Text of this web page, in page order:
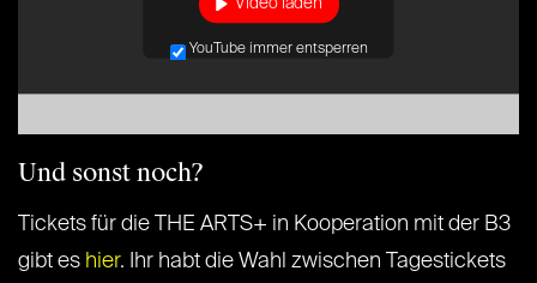
Video laden
YouTube immer entsperren
Und sonst noch?
Tickets für die THE ARTS+ in Kooperation mit der B3
gibt es hier. Ihr habt die Wahl zwischen Tagestickets